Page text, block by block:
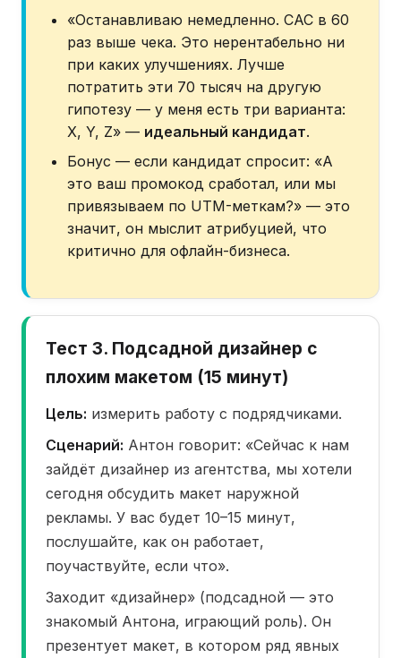
«Останавливаю немедленно. CAC в 60
раз выше чека. Это нерентабельно ни
при каких улучшениях. Лучше
потратить эти 70 тысяч на другую
гипотезу — у меня есть три варианта:
X, Y, Z» — идеальный кандидат.
Бонус — если кандидат спросит: «А
это ваш промокод сработал, или мы
привязываем по UTM-меткам?» — это
значит, он мыслит атрибуцией, что
критично для офлайн-бизнеса.
Тест 3. Подсадной дизайнер с
плохим макетом (15 минут)
Цель: измерить работу с подрядчиками.
Сценарий: Антон говорит: «Сейчас к нам
зайдёт дизайнер из агентства, мы хотели
сегодня обсудить макет наружной
рекламы. У вас будет 10–15 минут,
послушайте, как он работает,
поучаствуйте, если что».
Заходит «дизайнер» (подсадной — это
знакомый Антона, играющий роль). Он
презентует макет, в котором ряд явных